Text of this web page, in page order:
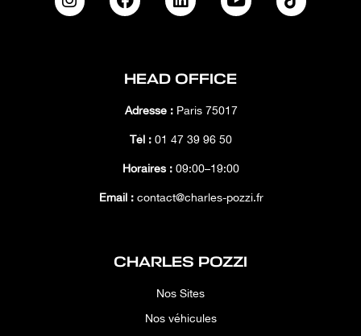
HEAD OFFICE
Adresse :Paris 75017
Tél : 01 47 39 96 50
Horaires : 09:00–19:00
Email :contact@charles-pozzi.fr
CHARLES POZZI
Nos Sites
Nos véhicules